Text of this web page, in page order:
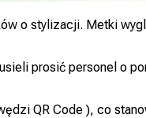
o stylizacji. Metki
prosić personel o
QR Code ), co